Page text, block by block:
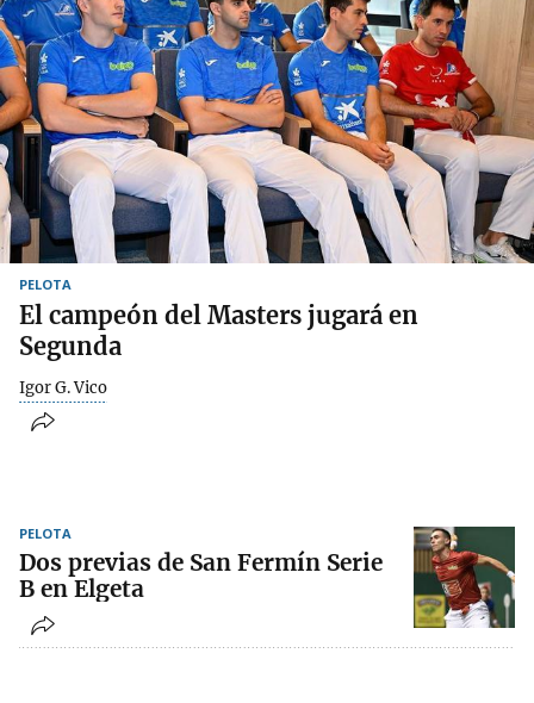
PELOTA
El campeón del Masters jugará en
Segunda
Igor G. Vico
PELOTA
Dos previas de San Fermín Serie
B en Elgeta